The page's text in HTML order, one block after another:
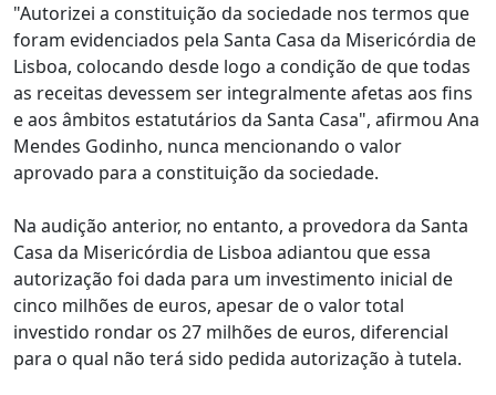
"Autorizei a constituição da sociedade nos termos que
foram evidenciados pela Santa Casa da Misericórdia de
Lisboa, colocando desde logo a condição de que todas
as receitas devessem ser integralmente afetas aos fins
e aos âmbitos estatutários da Santa Casa", afirmou Ana
Mendes Godinho, nunca mencionando o valor
aprovado para a constituição da sociedade.
Na audição anterior, no entanto, a provedora da Santa
Casa da Misericórdia de Lisboa adiantou que essa
autorização foi dada para um investimento inicial de
cinco milhões de euros, apesar de o valor total
investido rondar os 27 milhões de euros, diferencial
para o qual não terá sido pedida autorização à tutela.